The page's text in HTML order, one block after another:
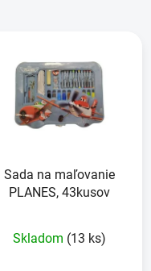
Sada na maľovanie
PLANES, 43kusov
Skladom (13 ks)